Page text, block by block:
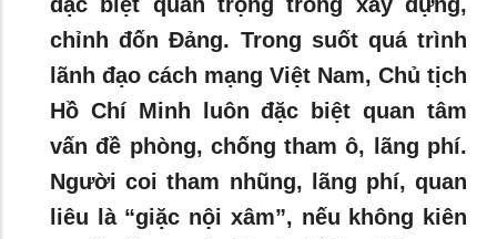
chỉnh đốn Đảng. Trong suốt quá trình
lãnh đạo cách mạng Việt Nam, Chủ tịch
Hồ Chí Minh luôn đặc biệt quan tâm
vấn đề phòng, chống tham ô, lãng phí.
Người coi tham nhũng, lãng phí, quan
liêu là “giặc nội xâm”, nếu không kiên